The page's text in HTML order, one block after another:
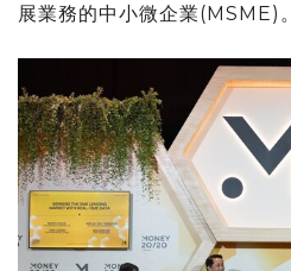
展業務的中小微企業(MSME)。